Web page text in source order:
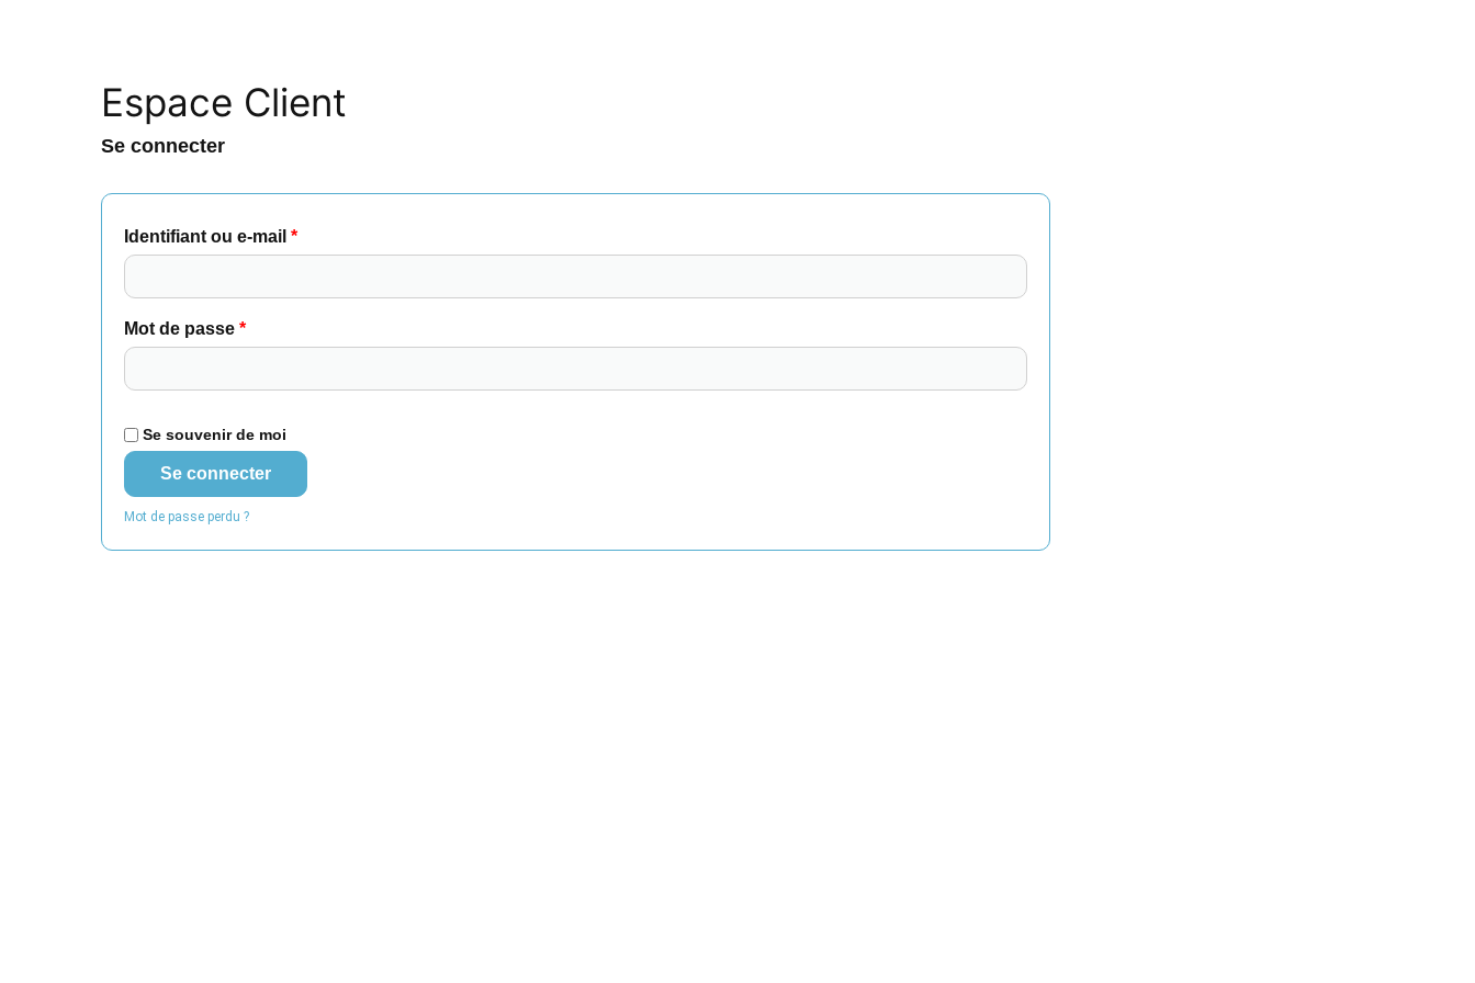
Espace Client
Se connecter
Identifiant ou e-mail *
Mot de passe *
Se souvenir de moi
Se connecter
Mot de passe perdu ?